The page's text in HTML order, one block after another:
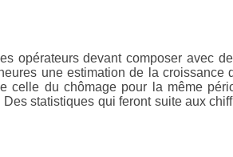
opérateurs devant composer avec
une estimation de la croissance
celle du chômage pour la même
statistiques qui feront suite aux